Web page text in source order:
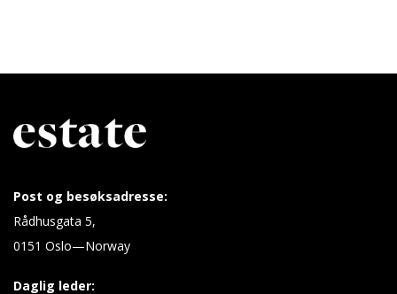
Post og besøksadresse:
Rådhusgata 5,
0151 Oslo—Norway
Daglig leder: